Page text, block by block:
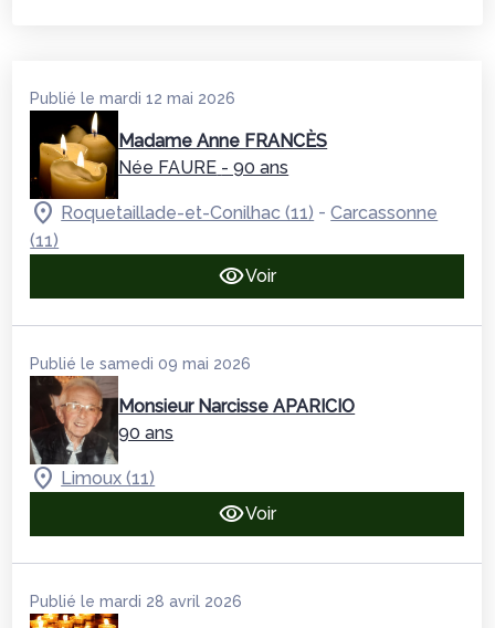
Publié le mardi 12 mai 2026
Madame Anne FRANCÈS
Née FAURE - 90 ans
Roquetaillade-et-Conilhac (11) -Carcassonne
(11)
Voir
Publié le samedi 09 mai 2026
Monsieur Narcisse APARICIO
90 ans
Limoux (11)
Voir
Publié le mardi 28 avril 2026